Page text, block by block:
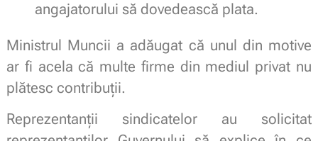
angajatorului să dovedească plata.
Ministrul Muncii a adăugat că unul din motive
ar fi acela că multe firme din mediul privat nu
plătesc contribuții.
Reprezentanții sindicatelor au solicitat